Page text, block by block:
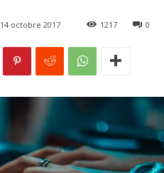
14 octobre 2017 0
1217